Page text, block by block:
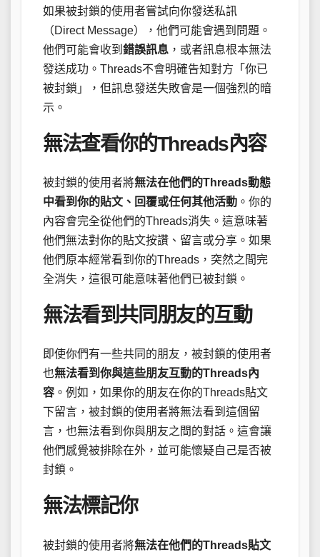
如果被封鎖的使用者嘗試向你發送私訊
（Direct Message），他們可能會遇到問題。
他們可能會收到 錯誤訊息 ，或者訊息根本無法
發送成功。Threads不會明確告知對方「你已
被封鎖」，但訊息發送失敗會是一個強烈的暗
示。
無法查看你的Threads內容
被封鎖的使用者將無法在他們的Threads動態
中看到你的貼文、回覆或任何其他活動 。你的
內容會完全從他們的Threads消失。這意味著
他們無法對你的貼文按讚、留言或分享。如果
他們原本經常看到你的Threads，突然之間完
全消失，這很可能意味著他們已被封鎖。
無法看到共同朋友的互動
即使你們有一些共同的朋友，被封鎖的使用者
也無法看到你與這些朋友互動的Threads內
容 。例如，如果你的朋友在你的Threads貼文
下留言，被封鎖的使用者將無法看到這個留
言，也無法看到你與朋友之間的對話。這會讓
他們感覺被排除在外，並可能懷疑自己是否被
封鎖。
無法標記你
被封鎖的使用者將無法在他們的Threads貼文